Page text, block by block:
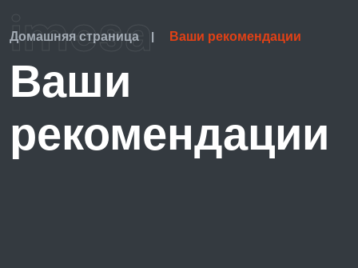
imesa
Домашняя страница | Ваши рекомендации
Ваши
рекомендации